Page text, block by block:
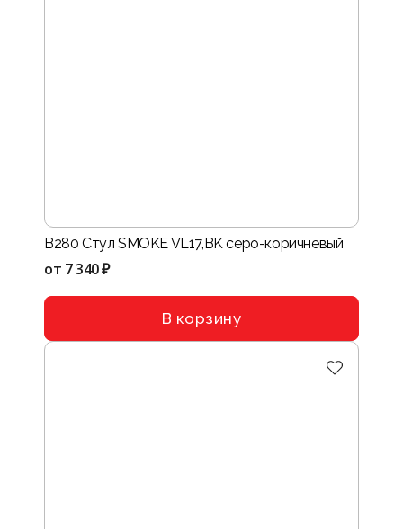
B280 Стул SMOKE VL17,BK серо-коричневый
от 7 340 ₽
В корзину